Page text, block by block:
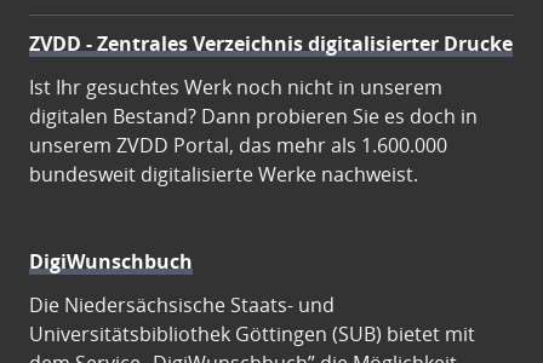
ZVDD - Zentrales Verzeichnis digitalisierter Drucke
Ist Ihr gesuchtes Werk noch nicht in unserem
digitalen Bestand? Dann probieren Sie es doch in
unserem ZVDD Portal, das mehr als 1.600.000
bundesweit digitalisierte Werke nachweist.
DigiWunschbuch
Die Niedersächsische Staats- und
Universitätsbibliothek Göttingen (SUB) bietet mit